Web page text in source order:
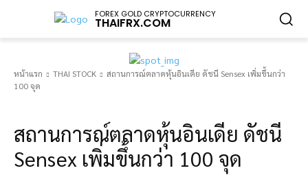
FOREX GOLD CRYPTOCURRENCY
THAIFRX.COM
หน้าแรก THAI STOCK
สถานการณ์ตลาดหุ้นอินเดีย ดัชนี Sensex เพิ่มขึ้นกว่า
100 จุด
สถานการณ์ตลาดหุ้นอินเดีย ดัชนี
Sensex เพิ่มขึ้นกว่า 100 จุด